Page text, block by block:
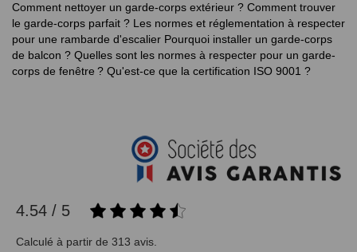
Comment nettoyer un garde-corps extérieur ? Comment trouver
le garde-corps parfait ? Les normes et réglementation à respecter
pour une rambarde d'escalier Pourquoi installer un garde-corps
de balcon ? Quelles sont les normes à respecter pour un garde-
corps de fenêtre ? Qu'est-ce que la certification ISO 9001 ?
4.54 / 5
Calculé à partir de 313 avis.